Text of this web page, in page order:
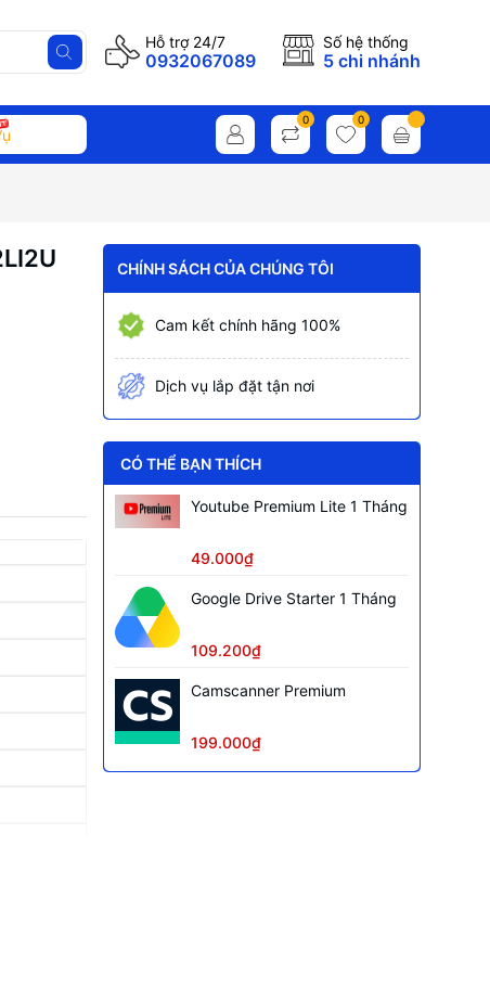
Hỗ trợ 24/7
0932067089
Số hệ thống
5 chi nhánh
0 0
CHÍNH SÁCH CỦA CHÚNG TÔI
Cam kết chính hãng 100%
Dịch vụ lắp đặt tận nơi
CÓ THỂ BẠN THÍCH
Youtube Premium Lite 1 Tháng
49.000₫
Google Drive Starter 1 Tháng
109.200₫
Camscanner Premium
199.000₫